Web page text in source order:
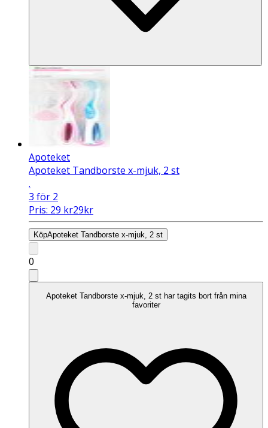
Apoteket
Apoteket Tandborste x-mjuk, 2 st
.
3 för 2
Pris: 29 kr29kr
KöpApoteket Tandborste x-mjuk, 2 st
0
Apoteket Tandborste x-mjuk, 2 st har tagits bort från mina
favoriter